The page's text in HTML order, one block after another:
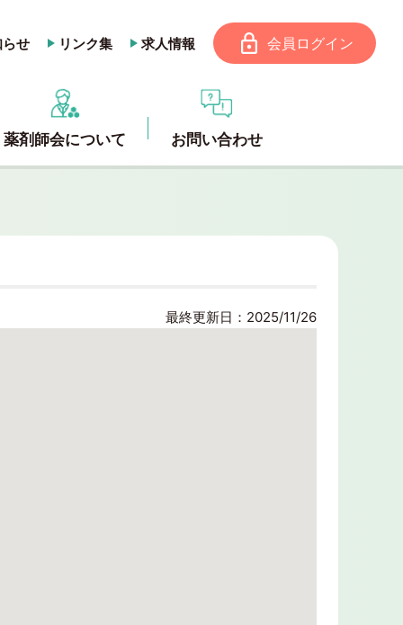
せ リンク集 求人情報 会員ログイン
薬剤師会について お問い合わせ
最終更新日：2025/11/26